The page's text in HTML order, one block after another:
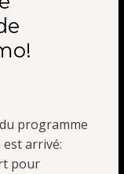
programme
est arrivé:
pour